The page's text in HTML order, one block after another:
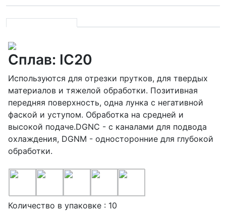
Сплав: IC20
Используются для отрезки прутков, для твердых
материалов и тяжелой обработки. Позитивная
передняя поверхность, одна лунка с негативной
фаской и уступом. Обработка на средней и
высокой подаче.DGNC - с каналами для подвода
охлаждения, DGNM - односторонние для глубокой
обработки.
Количество в упаковке : 10